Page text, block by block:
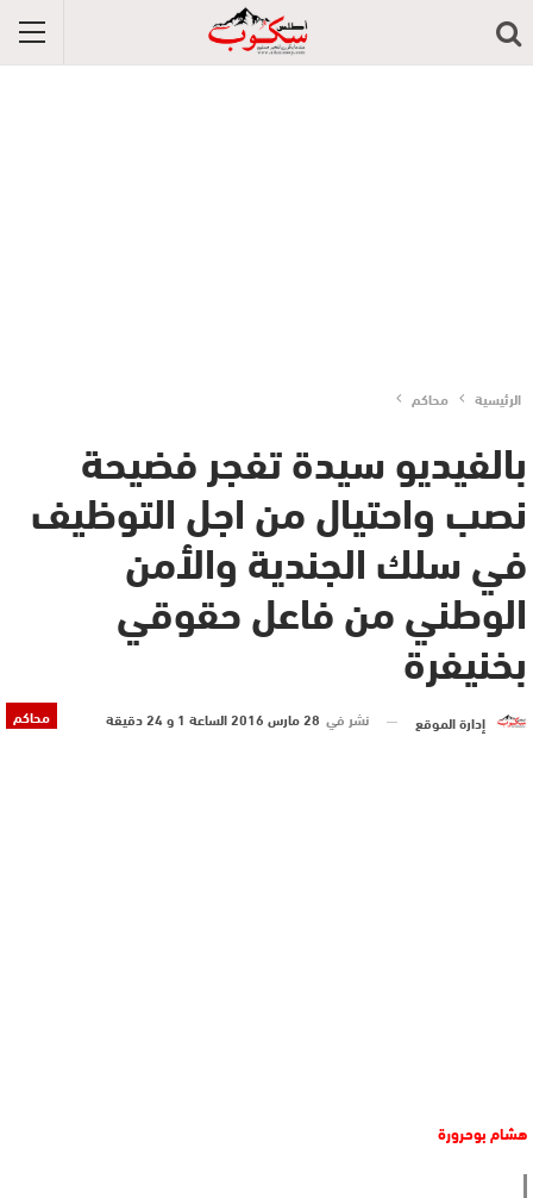
الرئيسية محاكم
بالفيديو سيدة تفجر فضيحة
نصب واحتيال من اجل التوظيف
في سلك الجندية والأمن
الوطني من فاعل حقوقي
بخنيفرة
محاكم إدارة الموقع نشر في 28 مارس 2016 الساعة 1 و 24 دقيقة
هشام بوحرورة